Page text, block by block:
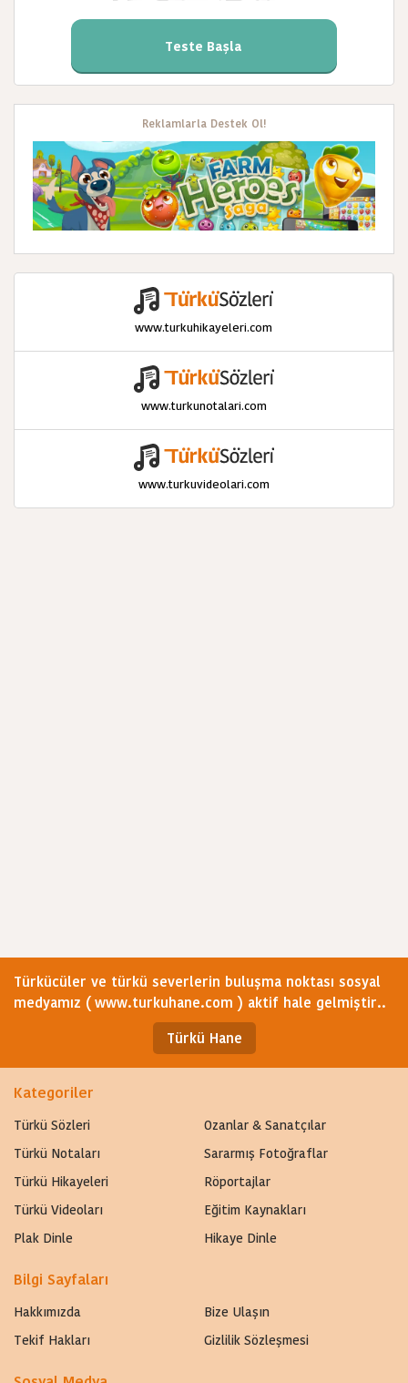
Teste Başla
Reklamlarla Destek Ol!
www.turkuhikayeleri.com
www.turkunotalari.com
www.turkuvideolari.com
Türkücüler ve türkü severlerin buluşma noktası sosyal
medyamız ( www.turkuhane.com ) aktif hale gelmiştir..
Türkü Hane
Kategoriler
Türkü Sözleri
Ozanlar & Sanatçılar
Türkü Notaları
Sararmış Fotoğraflar
Türkü Hikayeleri
Röportajlar
Türkü Videoları
Eğitim Kaynakları
Plak Dinle
Hikaye Dinle
Bilgi Sayfaları
Hakkımızda
Bize Ulaşın
Tekif Hakları
Gizlilik Sözleşmesi